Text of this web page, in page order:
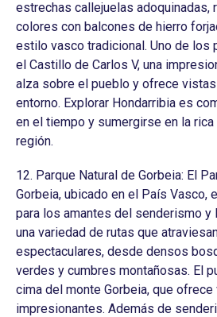
estrechas callejuelas adoquinadas,
colores con balcones de hierro
estilo vasco tradicional. Uno de los
el Castillo de Carlos V, una
alza sobre el pueblo y ofrece
entorno. Explorar Hondarribia es
en el tiempo y sumergirse en la
región.
12. Parque Natural de Gorbeia: El
Gorbeia, ubicado en el País Vasco,
para los amantes del senderismo y
una variedad de rutas que
espectaculares, desde densos
verdes y cumbres montañosas. El
cima del monte Gorbeia, que
impresionantes. Además de